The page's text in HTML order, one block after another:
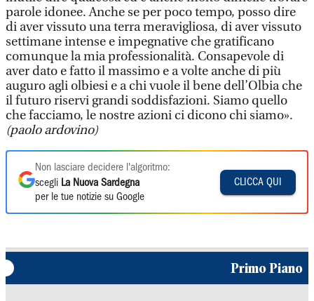
parole idonee. Anche se per poco tempo, posso dire
di aver vissuto una terra meravigliosa, di aver vissuto
settimane intense e impegnative che gratificano
comunque la mia professionalità. Consapevole di
aver dato e fatto il massimo e a volte anche di più
auguro agli olbiesi e a chi vuole il bene dell’Olbia che
il futuro riservi grandi soddisfazioni. Siamo quello
che facciamo, le nostre azioni ci dicono chi siamo».
(paolo ardovino)
Non lasciare decidere l'algoritmo:
scegli La Nuova Sardegna
per le tue notizie su Google
CLICCA QUI
Primo Piano